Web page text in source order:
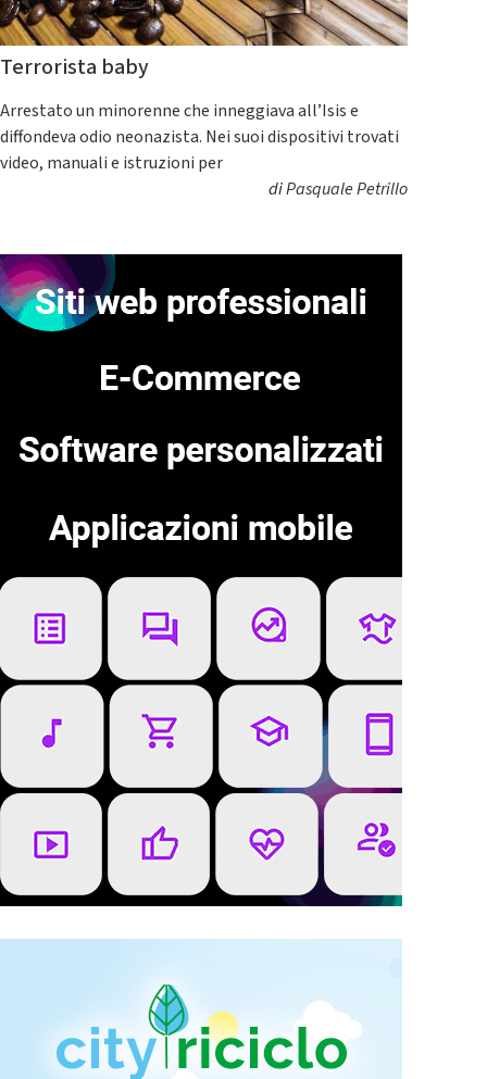
Terrorista baby
Arrestato un minorenne che inneggiava all’Isis e
diffondeva odio neonazista. Nei suoi dispositivi trovati
video, manuali e istruzioni per
diPasquale Petrillo